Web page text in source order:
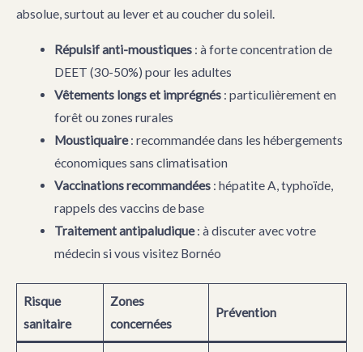
absolue, surtout au lever et au coucher du soleil.
Répulsif anti-moustiques: à forte concentration de
DEET (30-50%) pour les adultes
Vêtements longs et imprégnés: particulièrement en
forêt ou zones rurales
Moustiquaire: recommandée dans les hébergements
économiques sans climatisation
Vaccinations recommandées: hépatite A, typhoïde,
rappels des vaccins de base
Traitement antipaludique: à discuter avec votre
médecin si vous visitez Bornéo
Risque
sanitaire
Zones
concernées
Prévention